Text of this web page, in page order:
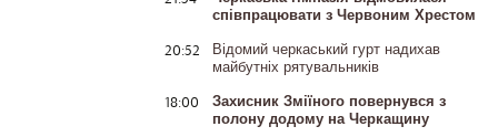
співпрацювати з Червоним Хрестом
20:52
Відомий черкаський гурт надихав
майбутніх рятувальників
18:00
Захисник Зміїного повернувся з
полону додому на Черкащину